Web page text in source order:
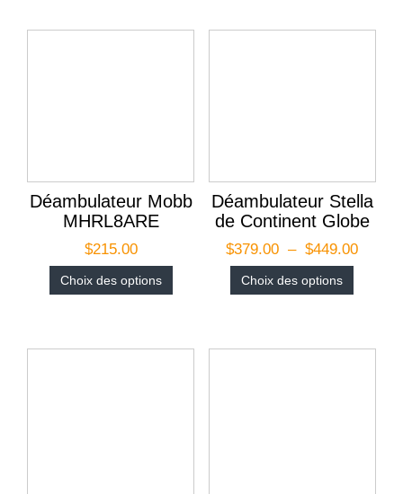
Déambulateur Mobb
MHRL8ARE
$215.00
Choix des options
Déambulateur Stella
de Continent Globe
$379.00 – $449.00
Choix des options